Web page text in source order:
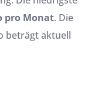
pro Monat. Die
beträgt aktuell